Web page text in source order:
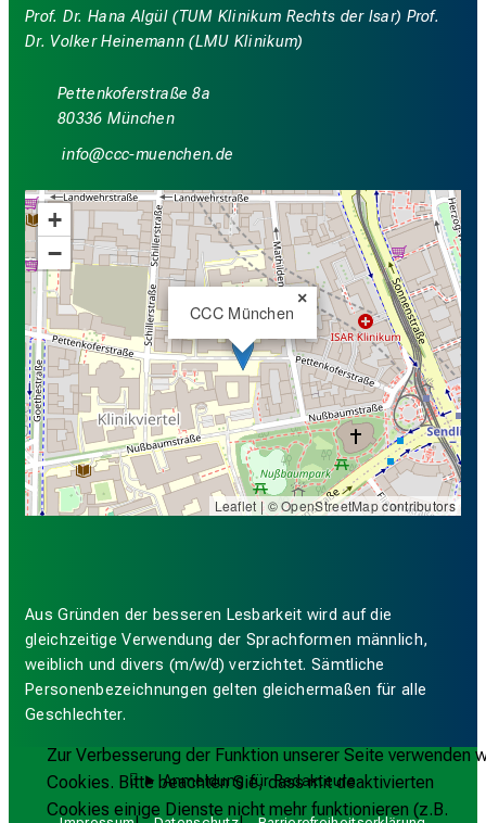
Zur Verbesserung der Funktion unserer Seite verwenden
Cookies. Bitte beachten Sie, dass mit deaktivierten
Cookies einige Dienste nicht mehr funktionieren (z.B.
Prof. Dr. Hana Algül (TUM Klinikum Rechts der Isar) Prof.
Dr. Volker Heinemann (LMU Klinikum)
Pettenkoferstraße 8a
80336 München
luwü
yyy_vnfiuyziu-mi
CCC München
×
+
−
Leaflet| ©OpenStreetMapcontributors
Aus Gründen der besseren Lesbarkeit wird auf die
gleichzeitige Verwendung der Sprachformen männlich,
weiblich und divers (m/w/d) verzichtet. Sämtliche
Personenbezeichnungen gelten gleichermaßen für alle
Geschlechter.
Anmeldung für Redakteure